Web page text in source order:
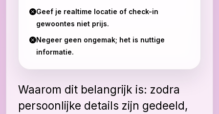
Geef je realtime locatie of check-in
gewoontes niet prijs.
Negeer geen ongemak; het is nuttige
informatie.
Waarom dit belangrijk is: zodra
persoonlijke details zijn gedeeld,